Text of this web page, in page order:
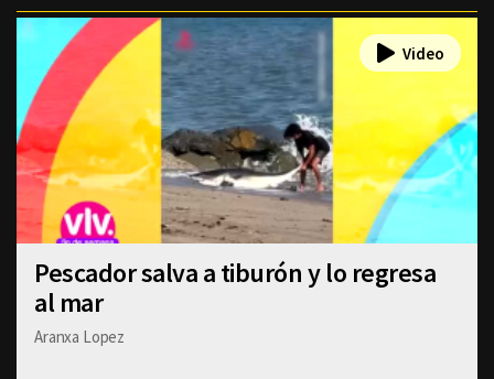
Pescador salva a tiburón y lo regresa
al mar
Aranxa Lopez